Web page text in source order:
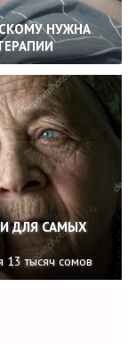
НУЖНА
ДЛЯ САМЫХ
13 тысяч сомов